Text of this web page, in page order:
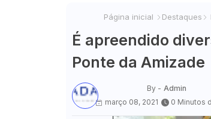
Página inicial Destaques
É apreendido
Ponte da Amizade
By - Admin
março 08, 2021
0 Minutos